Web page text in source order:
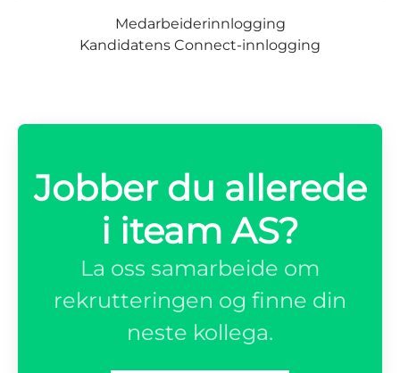
Medarbeiderinnlogging
Kandidatens Connect-innlogging
Jobber du allerede
i iteam AS?
La oss samarbeide om
rekrutteringen og finne din
neste kollega.